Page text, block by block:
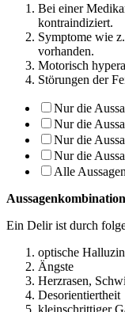
Bei einer
kontraindiziert.
Symptome wie
vorhanden.
Motorisch
Störungen der
Nur die
Nur die
Nur die
Nur die
Alle
Aussagenkombination
Ein Delir ist durch
optische
Ängste
Herzrasen,
Desorientiertheit
kleinschrittiger